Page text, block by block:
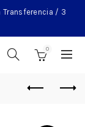
Transferencia / 3
0